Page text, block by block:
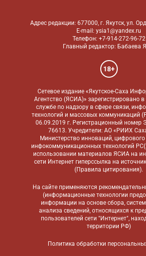
Адрес редакции: 677000, г. Якутск, ул.
E-mail: ysia1@yandex.ru
Телефон: +7-914-272-96-72
Главный редактор: Бабаева
18+
Сетевое издание «Якутское-Саха
Агентство (ЯСИА)» зарегистрировано
службе по надзору в сфере связи,
технологий и массовых коммуникаций
06.09.2019 г. Регистрационный
76613. Учредители: АО «РИИХ
Министерство инноваций,
инфокоммуникационных технологий
использовании материалов ЯСИА на
сети Интернет гиперссылка на
(Правила цитирования).
На сайте применяются
(информационные технологии
информации на основе сбора,
анализа сведений, относящихся к
пользователей сети "Интернет",
территории РФ)
Политика обработки